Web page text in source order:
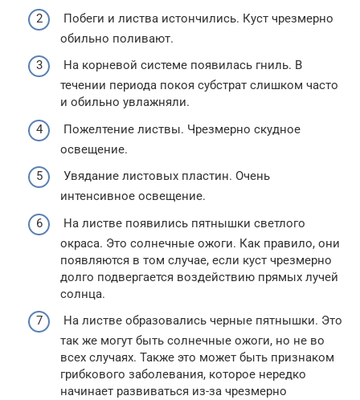
Побеги и листва истончились. Куст чрезмерно
обильно поливают.
На корневой системе появилась гниль. В
течении периода покоя субстрат слишком часто
и обильно увлажняли.
Пожелтение листвы. Чрезмерно скудное
освещение.
Увядание листовых пластин. Очень
интенсивное освещение.
На листве появились пятнышки светлого
окраса. Это солнечные ожоги. Как правило, они
появляются в том случае, если куст чрезмерно
долго подвергается воздействию прямых лучей
солнца.
На листве образовались черные пятнышки. Это
так же могут быть солнечные ожоги, но не во
всех случаях. Также это может быть признаком
грибкового заболевания, которое нередко
начинает развиваться из-за чрезмерно